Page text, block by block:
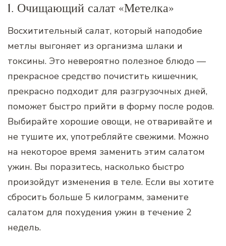
1. Очищающий салат «Метелка»
Восхитительный салат, который наподобие
метлы выгоняет из организма шлаки и
токсины. Это невероятно полезное блюдо —
прекрасное средство почистить кишечник,
прекрасно подходит для разгрузочных дней,
поможет быстро прийти в форму после родов.
Выбирайте хорошие овощи, не отваривайте и
не тушите их, употребляйте свежими. Можно
на некоторое время заменить этим салатом
ужин. Вы поразитесь, насколько быстро
произойдут изменения в теле. Если вы хотите
сбросить больше 5 килограмм, замените
салатом для похудения ужин в течение 2
недель.